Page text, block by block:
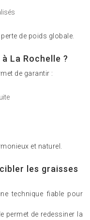
de poids globale.
La Rochelle ?
de garantir :
et naturel.
les graisses
technique fiable pour
permet de redessiner la